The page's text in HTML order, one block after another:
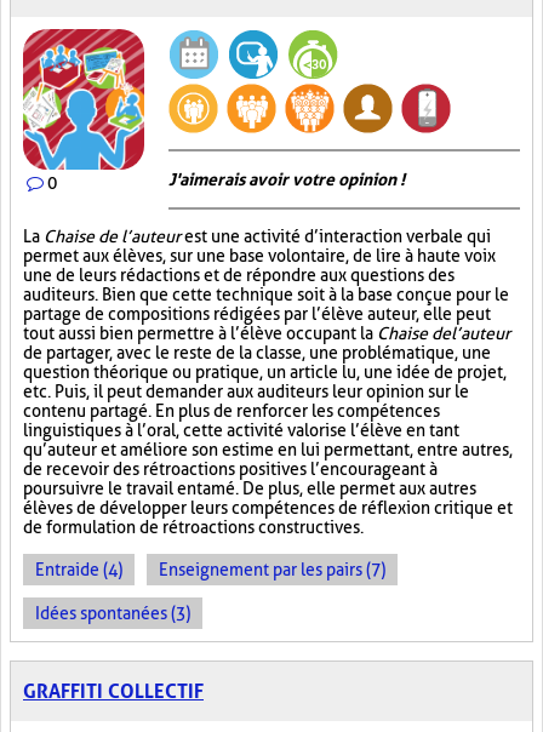
0 J'aimerais avoir votre opinion !
La Chaise de l’auteurest une activité d’interaction verbale qui
permet aux élèves, sur une base volontaire, de lire à haute voix
une de leurs rédactions et de répondre aux questions des
auditeurs. Bien que cette technique soit à la base conçue pour le
partage de compositions rédigées par l’élève auteur, elle peut
tout aussi bien permettre à l’élève occupant la Chaise de l’auteur
de partager, avec le reste de la classe, une problématique, une
question théorique ou pratique, un article lu, une idée de projet,
etc. Puis, il peut demander aux auditeurs leur opinion sur le
contenu partagé. En plus de renforcer les compétences
linguistiques à l’oral, cette activité valorise l’élève en tant
qu’auteur et améliore son estime en lui permettant, entre autres,
de recevoir des rétroactions positives l’encourageant à
poursuivre le travail entamé. De plus, elle permet aux autres
élèves de développer leurs compétences de réflexion critique et
de formulation de rétroactions constructives.
Entraide (4) Enseignement par les pairs (7)
Idées spontanées (3)
GRAFFITI COLLECTIF